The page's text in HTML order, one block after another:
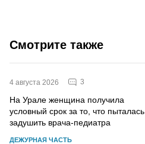
Смотрите также
4 августа 2026 3
На Урале женщина получила
условный срок за то, что пыталась
задушить врача-педиатра
ДЕЖУРНАЯ ЧАСТЬ